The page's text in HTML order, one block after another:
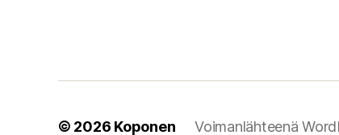
© 2026 Koponen Voimanlähteenä